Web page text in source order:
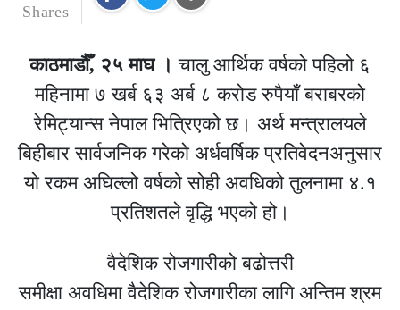
Shares
काठमाडौँ, २५ माघ । चालु आर्थिक वर्षको पहिलो ६
महिनामा ७ खर्ब ६३ अर्ब ८ करोड रुपैयाँ बराबरको
रेमिट्यान्स नेपाल भित्रिएको छ। अर्थ मन्त्रालयले
बिहीबार सार्वजनिक गरेको अर्धवर्षिक प्रतिवेदनअनुसार
यो रकम अघिल्लो वर्षको सोही अवधिको तुलनामा ४.१
प्रतिशतले वृद्धि भएको हो।
वैदेशिक रोजगारीको बढोत्तरी
समीक्षा अवधिमा वैदेशिक रोजगारीका लागि अन्तिम श्रम